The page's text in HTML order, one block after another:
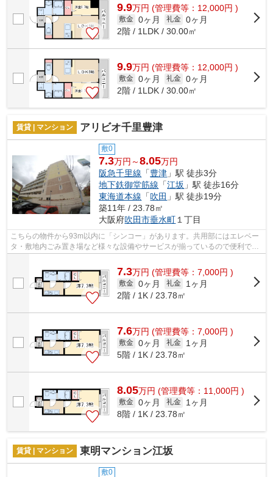
9.9万円 (管理費等：12,000円 )
敷金 0ヶ月 礼金 0ヶ月
2階 / 1LDK / 30.00㎡
9.9万円 (管理費等：12,000円 )
敷金 0ヶ月 礼金 0ヶ月
2階 / 1LDK / 30.00㎡
賃貸 | マンション アリビオ千里豊津
敷0
7.3万円～8.05万円
阪急千里線 「豊津 」駅 徒歩3分
地下鉄御堂筋線 「江坂 」駅 徒歩16分
東海道本線 「吹田 」駅 徒歩19分
築11年 / 23.78㎡
大阪府吹田市垂水町 １丁目
こちらの物件から93m以内に「シンコー」があります。共用部にはエレベー
タ・敷地内ごみ置き場など様々な設備やサービスが揃っているので便利で
7.3万円 (管理費等：7,000円 )
敷金 0ヶ月 礼金
1ヶ月
2階 / 1K / 23.78㎡
7.6万円 (管理費等：7,000円 )
敷金 0ヶ月 礼金
1ヶ月
5階 / 1K / 23.78㎡
8.05万円 (管理費等：11,000円 )
敷金 0ヶ月 礼金
1ヶ月
8階 / 1K / 23.78㎡
賃貸 | マンション 東明マンション江坂
敷0